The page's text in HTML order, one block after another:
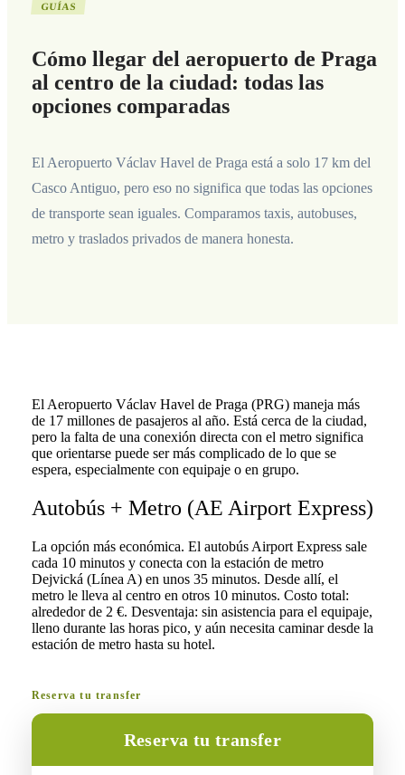
GUÍAS
Cómo llegar del aeropuerto de Praga
al centro de la ciudad: todas las
opciones comparadas
El Aeropuerto Václav Havel de Praga está a solo 17 km del
Casco Antiguo, pero eso no significa que todas las opciones
de transporte sean iguales. Comparamos taxis, autobuses,
metro y traslados privados de manera honesta.
El Aeropuerto Václav Havel de Praga (PRG) maneja más
de 17 millones de pasajeros al año. Está cerca de la ciudad,
pero la falta de una conexión directa con el metro significa
que orientarse puede ser más complicado de lo que se
espera, especialmente con equipaje o en grupo.
Autobús + Metro (AE Airport Express)
La opción más económica. El autobús Airport Express sale
cada 10 minutos y conecta con la estación de metro
Dejvická (Línea A) en unos 35 minutos. Desde allí, el
metro le lleva al centro en otros 10 minutos. Costo total:
alrededor de 2 €. Desventaja: sin asistencia para el equipaje,
lleno durante las horas pico, y aún necesita caminar desde la
estación de metro hasta su hotel.
Reserva tu transfer
Reserva tu transfer